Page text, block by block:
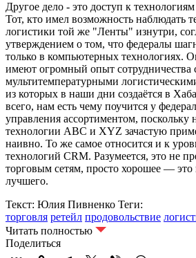
Другое дело - это доступ к
Тот, кто имел возможность наблюдать
логистики той же "Ленты" изнутри,
утверждением о том, что федералы
только в компьютерных технологиях.
имеют огромный опыт сотрудничества
мультитемпературными
из которых в наши дни создаётся в
всего, нам есть чему поучится у
управления ассортиментом, поскольку
технологии ABC и XYZ зачастую
наивно. То же самое относится и к
технологий CRM. Разумеется, это не
торговым сетям, просто хорошее — это
лучшего.
Текст: Юлия Пивненко Теги:
торговля ретейл продовольствие
Читать полностью
Поделиться